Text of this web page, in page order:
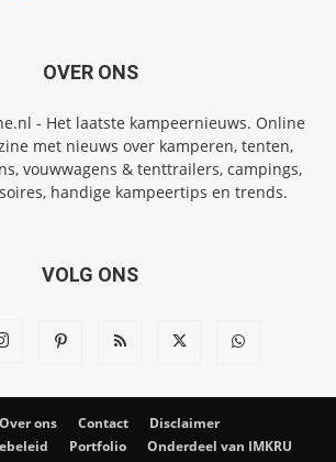
OVER ONS
- Het laatste kampeernieuws. Online
met nieuws over kamperen, tenten,
vouwwagens & tenttrailers, campings,
handige kampeertips en trends.
VOLG ONS
Over ons Contact
Disclaimer
Portfolio Onderdeel van IMKRU